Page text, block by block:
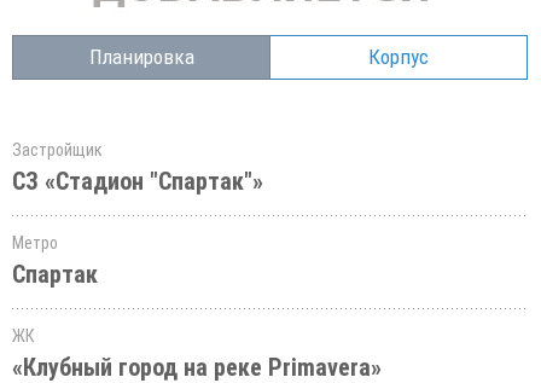
Планировка Корпус
Застройщик
СЗ «Стадион "Спартак"»
Метро
Спартак
ЖК
«Клубный город на реке Primavera»